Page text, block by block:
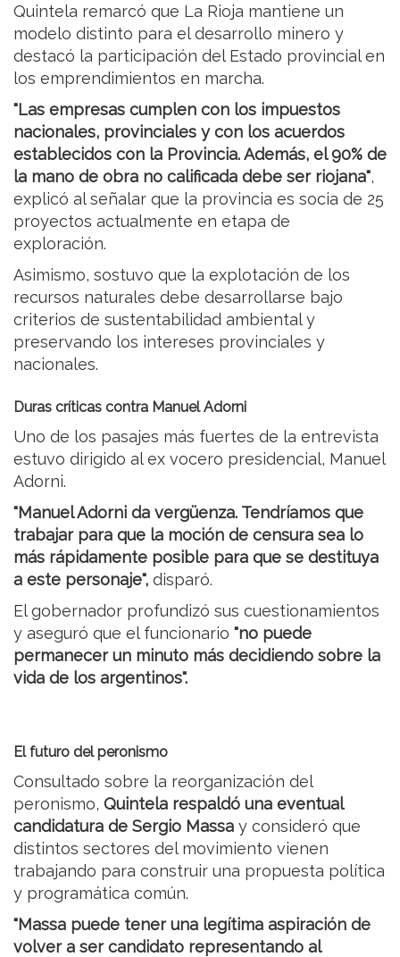
Quintela remarcó que La Rioja mantiene un
modelo distinto para el desarrollo minero y
destacó la participación del Estado provincial en
los emprendimientos en marcha.
"Las empresas cumplen con los impuestos
nacionales, provinciales y con los acuerdos
establecidos con la Provincia. Además, el 90% de
la mano de obra no calificada debe ser riojana",
explicó al señalar que la provincia es socia de 25
proyectos actualmente en etapa de
exploración.
Asimismo, sostuvo que la explotación de los
recursos naturales debe desarrollarse bajo
criterios de sustentabilidad ambiental y
preservando los intereses provinciales y
nacionales.
Duras críticas contra Manuel Adorni
Uno de los pasajes más fuertes de la entrevista
estuvo dirigido al ex vocero presidencial, Manuel
Adorni.
"Manuel Adorni da vergüenza. Tendríamos que
trabajar para que la moción de censura sea lo
más rápidamente posible para que se destituya
a este personaje", disparó.
El gobernador profundizó sus cuestionamientos
y aseguró que el funcionario "no puede
permanecer un minuto más decidiendo sobre la
vida de los argentinos".
El futuro del peronismo
Consultado sobre la reorganización del
peronismo, Quintela respaldó una eventual
candidatura de Sergio Massa y consideró que
distintos sectores del movimiento vienen
trabajando para construir una propuesta política
y programática común.
"Massa puede tener una legítima aspiración de
volver a ser candidato representando al